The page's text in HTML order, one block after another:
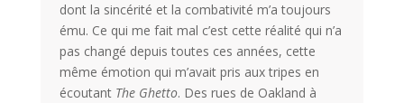
dont la sincérité et la combativité m’a toujours
ému. Ce qui me fait mal c’est cette réalité qui n’a
pas changé depuis toutes ces années, cette
même émotion qui m’avait pris aux tripes en
écoutant The Ghetto. Des rues de Oakland à